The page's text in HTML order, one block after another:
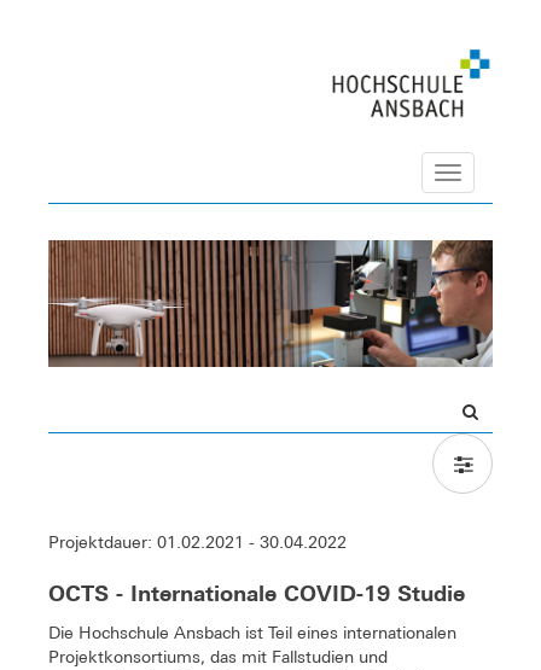
Navigation
Projektdauer: 01.02.2021 - 30.04.2022
OCTS - Internationale COVID-19 Studie
Die Hochschule Ansbach ist Teil eines internationalen
Projektkonsortiums, das mit Fallstudien und